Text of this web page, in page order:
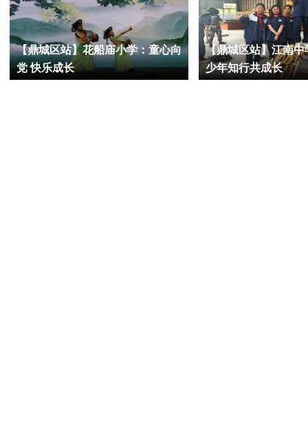
【鼎城区站】花船庙小学：童心向
党 快乐成长
【鼎城区站】江南中
少年知行共成长